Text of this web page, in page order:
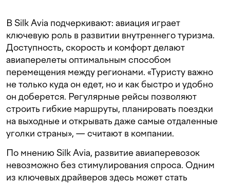
В Silk Avia подчеркивают: авиация играет
ключевую роль в развитии внутреннего туризма.
Доступность, скорость и комфорт делают
авиаперелеты оптимальным способом
перемещения между регионами. «Туристу важно
не только куда он едет, но и как быстро и удобно
он доберется. Регулярные рейсы позволяют
строить гибкие маршруты, планировать поездки
на выходные и открывать даже самые отдаленные
уголки страны», — считают в компании.
По мнению Silk Avia, развитие авиаперевозок
невозможно без стимулирования спроса. Одним
из ключевых драйверов здесь может стать